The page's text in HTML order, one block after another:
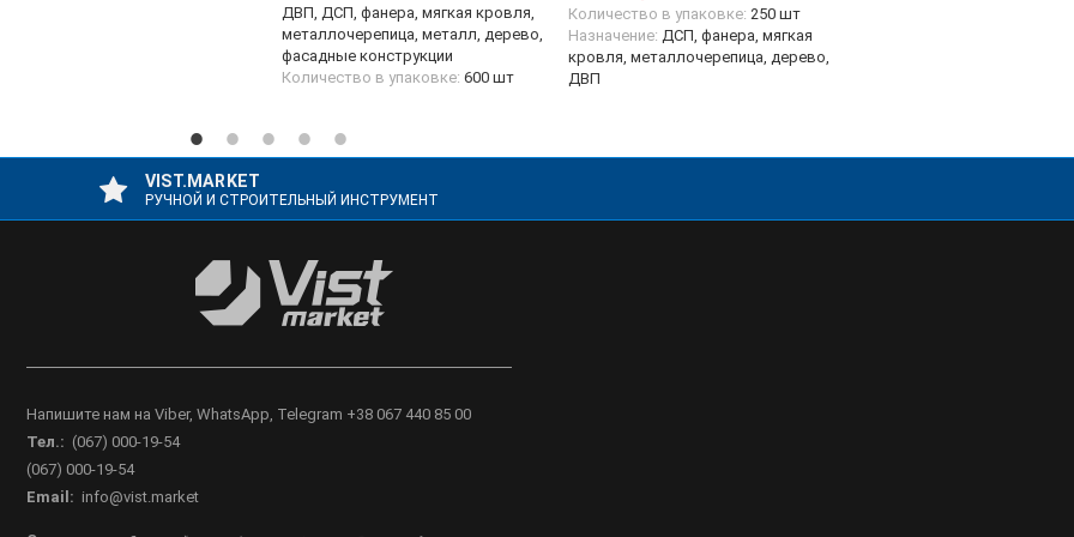
ДВП, ДСП, фанера, мягкая кровля,
металлочерепица, металл, дерево,
фасадные конструкции
Количество в упаковке: 600 шт
Количество в упаковке: 250 шт
Назначение: ДСП, фанера, мягкая
кровля, металлочерепица, дерево,
ДВП
VIST.MARKET
РУЧНОЙ И СТРОИТЕЛЬНЫЙ ИНСТРУМЕНТ
Напишите нам на Viber, WhatsApp, Telegram +38 067 440 85 00
Тел.: (067) 000-19-54
(067) 000-19-54
Email: info@vist.market